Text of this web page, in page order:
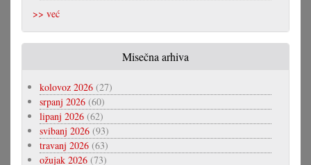
>> već
Misečna arhiva
kolovoz 2026 (27)
srpanj 2026 (60)
lipanj 2026 (62)
svibanj 2026 (93)
travanj 2026 (63)
ožujak 2026 (73)